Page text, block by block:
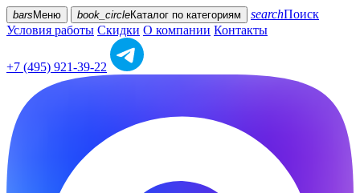
bars Меню book_circleКаталог по категориям searchПоиск
Условия работы Скидки О компании Контакты
+7 (495) 921-39-22